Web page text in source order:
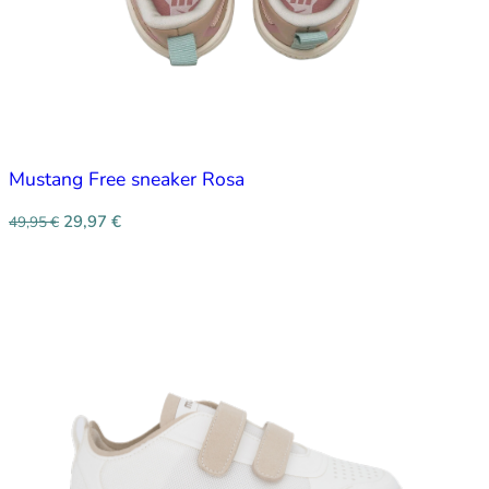
Mustang Free sneaker Rosa
49,95€ 29,97 €